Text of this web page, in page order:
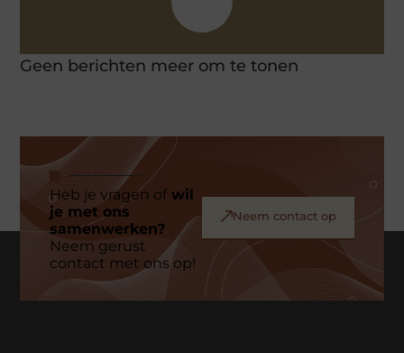
Geen berichten meer om te tonen
Heb je vragen ofwil
je met ons
samenwerken?
Neem gerust
contact met ons op!
Neem contact op